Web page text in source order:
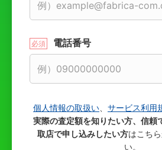
電話番号
個人情報の取扱い サービス利用
実際の査定額を知りたい方、信頼
取店で申し込みしたい方はこち
い。